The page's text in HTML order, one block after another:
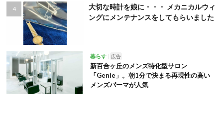
大切な時計を娘に・・・ メカニカルウィ
ングにメンテナンスをしてもらいました
暮らす 広告
新百合ヶ丘のメンズ特化型サロン
「Genie」。朝1分で決まる再現性の高い
メンズパーマが人気